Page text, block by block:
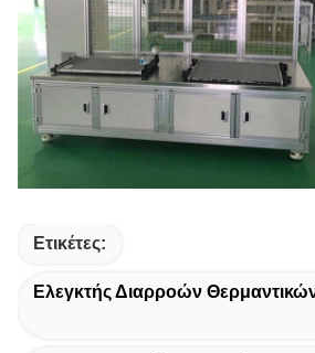
Ετικέτες:
Ελεγκτής Διαρροών